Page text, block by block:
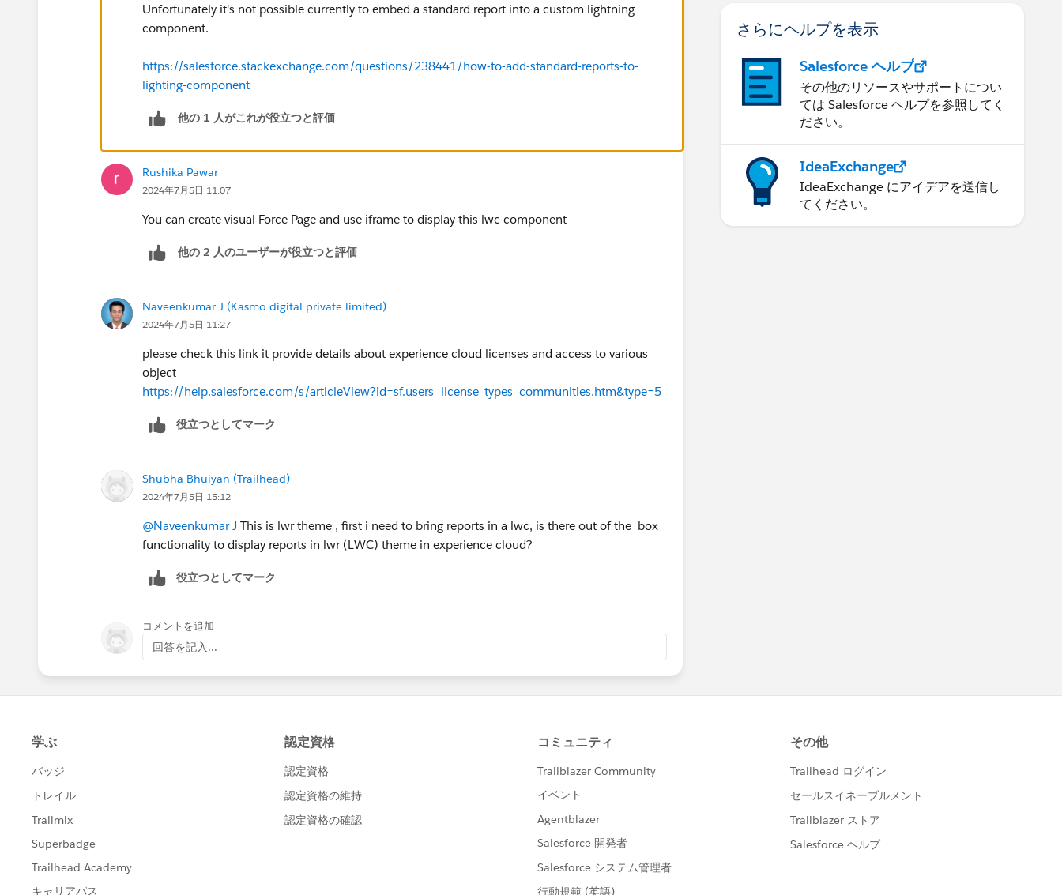
Unfortunately it's not possible currently to embed a standard report into a custom lightning
component.
https://salesforce.stackexchange.com/questions/238441/how-to-add-standard-reports-to-
lighting-component
他の 1 人がこれが役立つと評価
Rushika Pawar
2024年7月5日 11:07
You can create visual Force Page and use iframe to display this lwc component
他の 2 人のユーザーが役立つと評価
Naveenkumar J (Kasmo digital private limited)
2024年7月5日 11:27
please check this link it provide details about experience cloud licenses and access to various
object
https://help.salesforce.com/s/articleView?id=sf.users_license_types_communities.htm&type=5
役立つとしてマーク
Shubha Bhuiyan (Trailhead)
2024年7月5日 15:12
@Naveenkumar J This is lwr theme , first i need to bring reports in a lwc, is there out of the box
functionality to display reports in lwr (LWC) theme in experience cloud?
役立つとしてマーク
コメントを追加
回答を記入...
さらにヘルプを表示
Salesforce ヘルプ
その他のリソースやサポートについ
ては Salesforce ヘルプを参照してく
ださい。
IdeaExchange
IdeaExchange にアイデアを送信し
てください。